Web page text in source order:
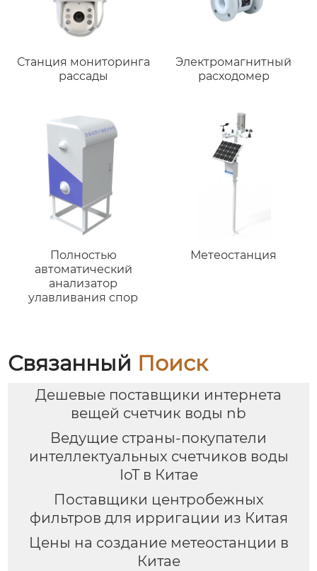
Станция мониторинга
рассады
Электромагнитный
расходомер
Полностью
автоматический
анализатор
улавливания спор
Метеостанция
Связанный Поиск
Дешевые поставщики интернета
вещей счетчик воды nb
Ведущие страны-покупатели
интеллектуальных счетчиков воды
IoT в Китае
Поставщики центробежных
фильтров для ирригации из Китая
Цены на создание метеостанции в
Китае